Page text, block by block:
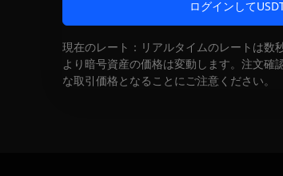
ログインして
現在のレート：リアルタイムのレートは数
より暗号資産の価格は変動します。注文確
な取引価格となることにご注意ください。